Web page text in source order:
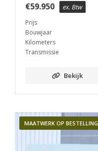
€59.950 ex. Btw
Prijs
Bouwjaar
Kilometers
Transmissie
Bekijk
MAATWERK OP BESTELLING